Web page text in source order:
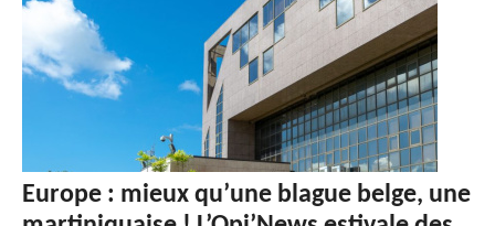
Europe : mieux qu’une blague belge, une